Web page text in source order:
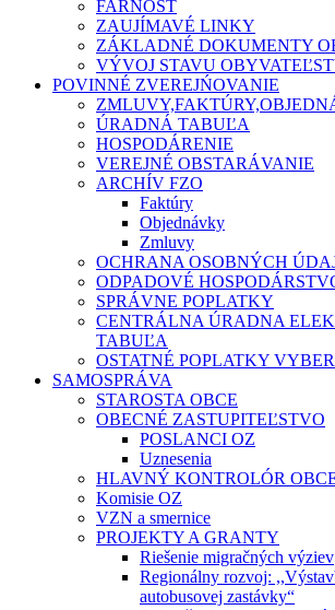
FARNOSŤ
ZAUJÍMAVÉ LINKY
ZÁKLADNÉ DOKUMENTY
VÝVOJ STAVU
POVINNÉ ZVEREJŃOVANIE
ÚRADNÁ TABUĽA
HOSPODÁRENIE
VEREJNÉ OBSTARÁVANIE
ARCHÍV FZO
Faktúry
Objednávky
Zmluvy
OCHRANA OSOBNÝCH
ODPADOVÉ
SPRÁVNE POPLATKY
CENTRÁLNA ÚRADNA
TABUĽA
OSTATNÉ POPLATKY
SAMOSPRÁVA
STAROSTA OBCE
OBECNÉ ZASTUPITEĽSTVO
POSLANCI OZ
Uznesenia
HLAVNÝ KONTROLÓR
Komisie OZ
VZN a smernice
PROJEKTY A GRANTY
Riešenie migračných výziev
Regionálny rozvoj:
autobusovej zastávky“